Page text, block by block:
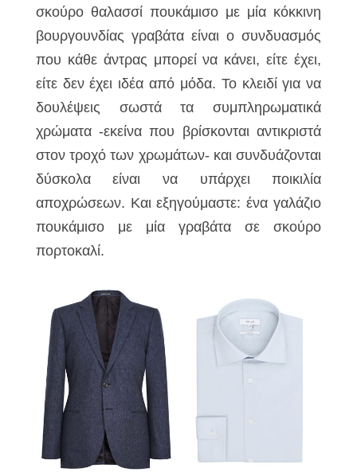
σκούρο θαλασσί πουκάμισο με μία κόκκινη
βουργουνδίας γραβάτα είναι ο συνδυασμός
που κάθε άντρας μπορεί να κάνει, είτε έχει,
είτε δεν έχει ιδέα από μόδα. Το κλειδί για να
δουλέψεις σωστά τα συμπληρωματικά
χρώματα -εκείνα που βρίσκονται αντικριστά
στον τροχό των χρωμάτων- και συνδυάζονται
δύσκολα είναι να υπάρχει ποικιλία
αποχρώσεων. Και εξηγούμαστε: ένα γαλάζιο
πουκάμισο με μία γραβάτα σε σκούρο
πορτοκαλί.